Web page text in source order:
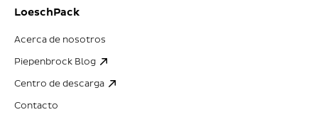
LoeschPack
Acerca de nosotros
Piepenbrock Blog
Centro de descarga
Contacto